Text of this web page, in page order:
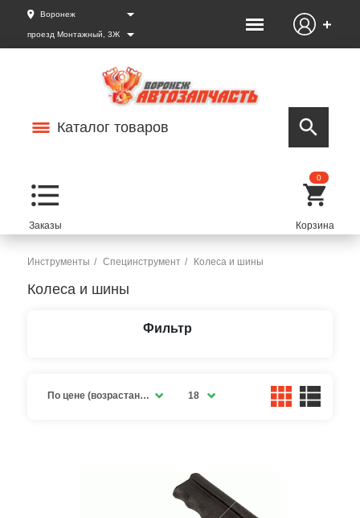
Воронеж
проезд Монтажный, 3Ж
Каталог товаров
0
Инструменты Специнструмент Колеса и шины
Колеса и шины
Фильтр
По цене (возрастание) 18